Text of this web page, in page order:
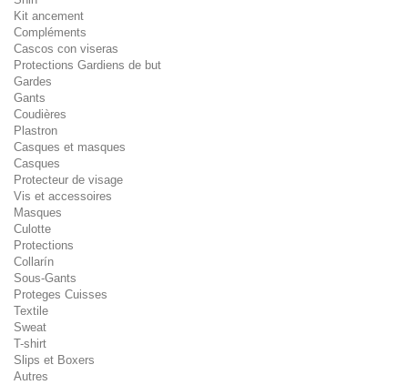
Kit ancement
Compléments
Cascos con viseras
Protections Gardiens de but
Gardes
Gants
Coudières
Plastron
Casques et masques
Casques
Protecteur de visage
Vis et accessoires
Masques
Culotte
Protections
Collarín
Sous-Gants
Proteges Cuisses
Textile
Sweat
T-shirt
Slips et Boxers
Autres